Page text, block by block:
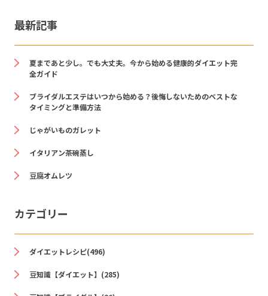
最新記事
夏まであと少し。でも大丈夫。今から始める健康的ダイエット完
全ガイド
ブライダルエステはいつから始める？後悔しないためのベストな
タイミングと準備方法
じゃがいものガレット
イタリアン茶碗蒸し
豆腐オムレツ
カテゴリー
ダイエットレシピ(496)
豆知識【ダイエット】(285)